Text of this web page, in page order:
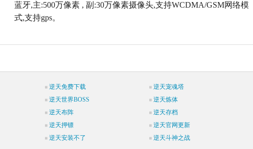
蓝牙,主:500万像素 , 副:30万像素摄像头,支持WCDMA/GSM网络模
式,支持gps。
逆天免费下载
逆天宠魂塔
逆天世界BOSS
逆天炼体
逆天布阵
逆天存档
逆天押镖
逆天官网更新
逆天安装不了 逆天斗神之战